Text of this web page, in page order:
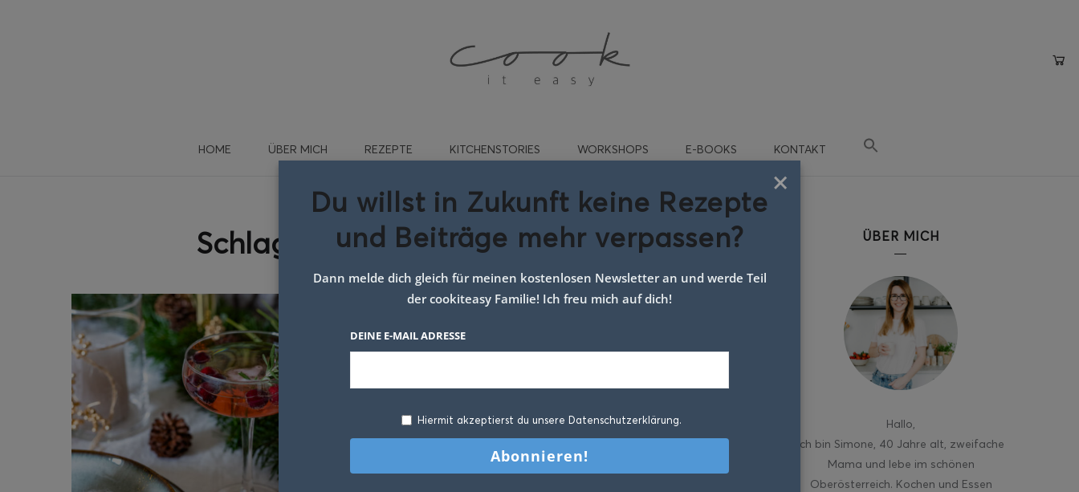
HOME ÜBER MICH REZEPTE KITCHENSTORIES WORKSHOPS E-BOOKS KONTAKT
Schlagwort:saisonale Getränke ÜBER MICH
Hallo
ich bin Simone, 40 Jahre alt, zweifache
Mama und lebe im schönen
Oberösterreich. Kochen und Essen
×
Du willst in Zukunft keine Rezepte
und Beiträge mehr verpassen?
Dann melde dich gleich für meinen kostenlosen Newsletter an und werde Teil
der cookiteasy Familie! Ich freu mich auf dich!
DEINE E-MAIL ADRESSE
Hiermit akzeptierst du unsere Datenschutzerklärung.